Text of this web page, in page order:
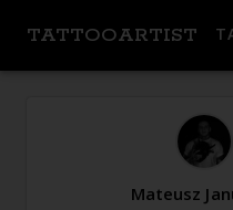
TATTOOARTIST
Mateusz